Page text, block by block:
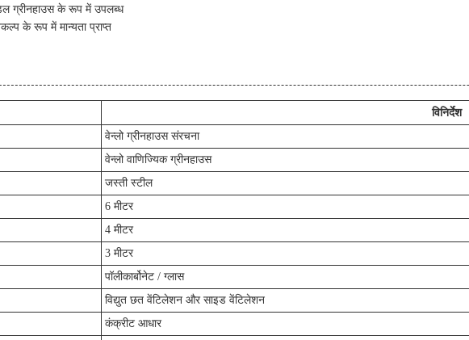
ग्रीनहाउस के रूप में उपलब्ध
के रूप में मान्यता प्राप्त
विनिर्देश
वेन्लो ग्रीनहाउस संरचना
वेन्लो वाणिज्यिक ग्रीनहाउस
जस्ती स्टील
6 मीटर
4 मीटर
3 मीटर
पॉलीकार्बोनेट / ग्लास
विद्युत छत वेंटिलेशन और साइड वेंटिलेशन
कंक्रीट आधार